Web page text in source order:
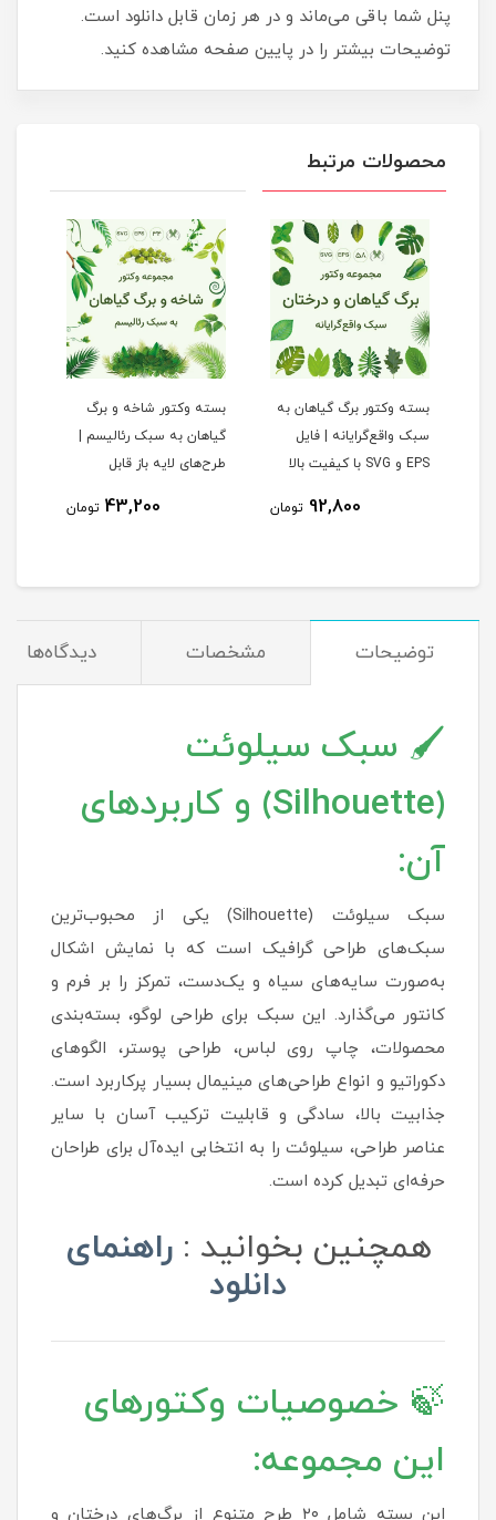
پنل شما باقی می‌ماند و در هر زمان قابل دانلود است.
توضیحات بیشتر را در پایین صفحه مشاهده کنید.
محصولات مرتبط
بسته وکتور برگ گیاهان به
سبک واقع‌گرایانه | فایل
EPS و SVG با کیفیت بالا
92,800 تومان
بسته وکتور شاخه و برگ
گیاهان به سبک رئالیسم |
طرح‌های لایه باز قابل
43,200 تومان
توضیحات مشخصات دیدگاه‌ها
🖌️ سبک سیلوئت
(Silhouette) و کاربردهای
آن:
سبک سیلوئت (Silhouette) یکی از محبوب‌ترین
سبک‌های طراحی گرافیک است که با نمایش اشکال
به‌صورت سایه‌های سیاه و یک‌دست، تمرکز را بر فرم و
کانتور می‌گذارد. این سبک برای طراحی لوگو، بسته‌بندی
محصولات، چاپ روی لباس، طراحی پوستر، الگوهای
دکوراتیو و انواع طراحی‌های مینیمال بسیار پرکاربرد است.
جذابیت بالا، سادگی و قابلیت ترکیب آسان با سایر
عناصر طراحی، سیلوئت را به انتخابی ایده‌آل برای طراحان
حرفه‌ای تبدیل کرده است.
همچنین بخوانید :راهنمای
دانلود
🍃 خصوصیات وکتورهای
این مجموعه:
این بسته شامل ۲۰ طرح متنوع از برگ‌های درختان و